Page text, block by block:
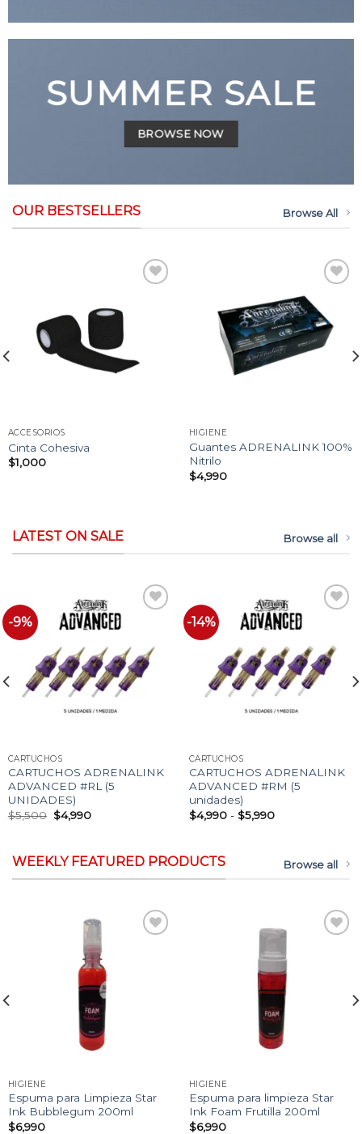
SUMMER SALE
BROWSE NOW
OUR BESTSELLERS Browse All
deseos
ACCESORIOS
Cinta Cohesiva
$1,000
Añadir
a la
lista
HIGIENE
Guantes ADRENALINK 100%
Nitrilo
$4,990
LATEST ON SALE Browse all
-9%
Añadir
a la
lista
CARTUCHOS
CARTUCHOS ADRENALINK
ADVANCED #RL (5
UNIDADES)
$5,500 El
precio
$5,500.
$4,990El
$4,990.
-14%
Añadir
a la
lista
CARTUCHOS
CARTUCHOS ADRENALINK
ADVANCED #RM (5
unidades)
$4,990 - $5,990Rango
hasta
WEEKLY FEATURED PRODUCTS Browse all
HIGIENE
Espuma para Limpieza Star
Ink Bubblegum 200ml
$6,990
HIGIENE
Espuma para limpieza Star
Ink Foam Frutilla 200ml
$6,990